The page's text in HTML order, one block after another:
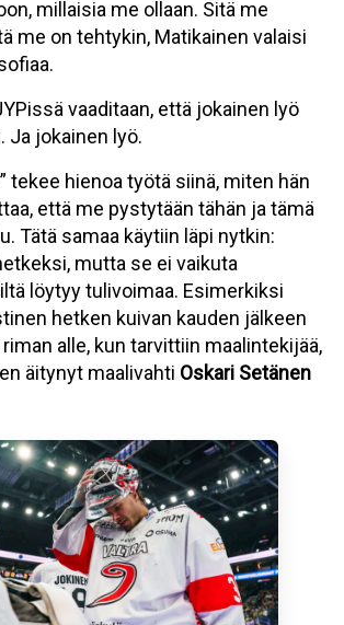
millaisia me ollaan. Sitä me
me on tehtykin, Matikainen valaisi
vaaditaan, että jokainen lyö
Ja jokainen lyö.
tekee hienoa työtä siinä, miten hän
että me pystytään tähän ja tämä
Tätä samaa käytiin läpi nytkin:
mutta se ei vaikuta
löytyy tulivoimaa. Esimerkiksi
hetken kuivan kauden jälkeen
alle, kun tarvittiin maalintekijää,
äitynyt maalivahti Oskari Setänen